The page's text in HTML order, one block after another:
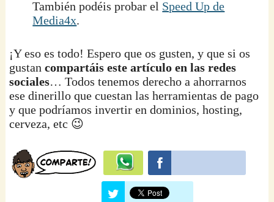
También podéis probar el Speed Up de
Media4x.
¡Y eso es todo! Espero que os gusten, y que si os
gustancompartáis este artículo en las redes
sociales… Todos tenemos derecho a ahorrarnos
ese dinerillo que cuestan las herramientas de pago
y que podríamos invertir en dominios, hosting,
cerveza, etc 😉